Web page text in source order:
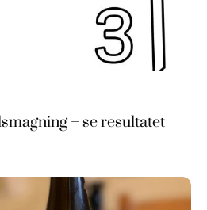
– se resultatet